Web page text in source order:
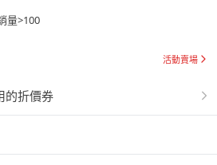
量>100
活動賣場
的折價券